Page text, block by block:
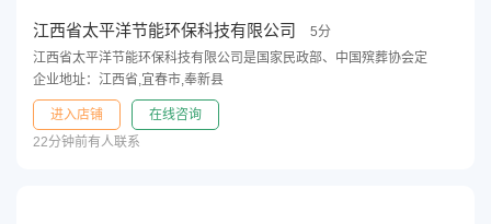
江西省太平洋节能环保科技有限公司
5分
江西省太平洋节能环保科技有限公司是国家民政部、中国殡葬协会定
企业地址：江西省,宜春市,奉新县
进入店铺
在线咨询
22分钟前有人联系